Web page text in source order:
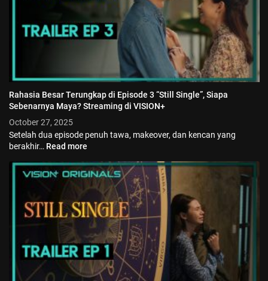
Rahasia Besar Terungkap di Episode 3 “Still Single”, Siapa
Sebenarnya Maya? Streaming di VISION+
October 27, 2025
Setelah dua episode penuh tawa, makeover, dan kencan yang
berakhir… Read more